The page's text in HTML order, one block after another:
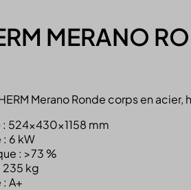
MERANO
Merano Ronde corps en
: 524x430x1158 mm
6 kW
: >73 %
235 kg
A+